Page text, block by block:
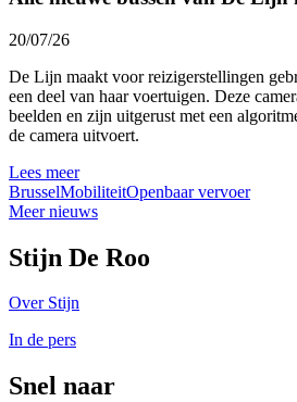
20/07/26
De Lijn maakt voor reizigerstellingen
een deel van haar voertuigen. Deze
beelden en zijn uitgerust met een
de camera uitvoert.
Lees meer
BrusselMobiliteitOpenbaar vervoer
Meer nieuws
Stijn De Roo
Over Stijn
In de pers
Snel naar